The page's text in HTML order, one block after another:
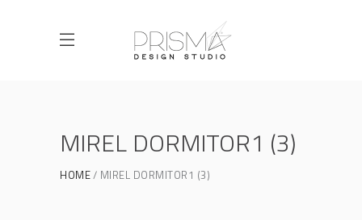
MIREL DORMITOR1 (3)
HOME MIREL DORMITOR1 (3)